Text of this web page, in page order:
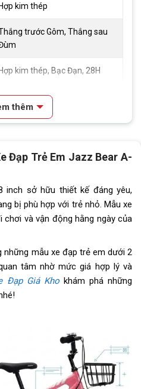
Hợp kim thép
trước Gôm, Thắng sau
kim thép, Bạc Đạn, 28H
Kim Thép
1 tầng
A
inch
thể thao
được thay đổi từ nhà sản xuất
nhằm nâng cao chất lượng sản
thêm
Đạp Trẻ Em Jazz Bear A-
inch sở hữu thiết kế đáng yêu,
bị phù hợp với trẻ nhỏ. Mẫu xe
và vận động hằng ngày của
mẫu xe đạp trẻ em dưới 2
tâm nhờ mức giá hợp lý và
Đạp Giá Khokhám phá những